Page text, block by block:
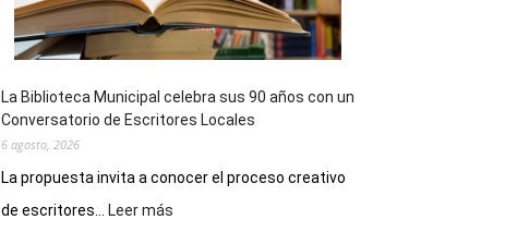
La Biblioteca Municipal celebra sus 90 años con un
Conversatorio de Escritores Locales
6 agosto, 2026
La propuesta invita a conocer el proceso creativo
de escritores...
Leer más